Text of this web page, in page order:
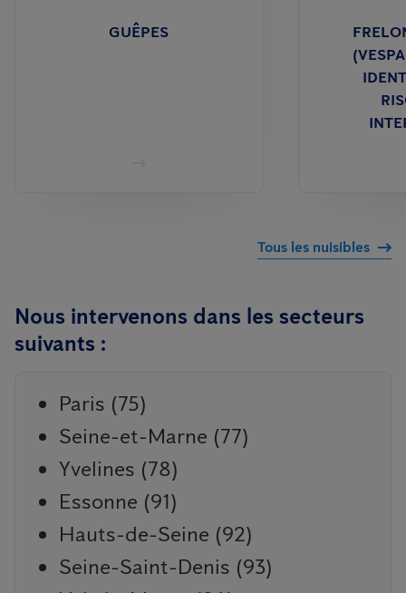
GUÊPES
Tous les nuisibles
Nous intervenons dans les secteurs
suivants :
Paris (75)
Seine-et-Marne (77)
Yvelines (78)
Essonne (91)
Hauts-de-Seine (92)
Seine-Saint-Denis (93)